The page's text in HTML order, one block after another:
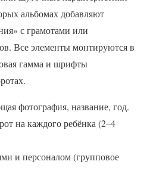
альбомах добавляют
с грамотами или
Все элементы монтируются в
гамма и шрифты
фотография, название, год.
на каждого ребёнка (2–4
и персоналом (групповое